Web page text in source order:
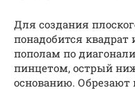
Для создания
понадобится
пополам по
пинцетом, острый
основанию. Обрезают